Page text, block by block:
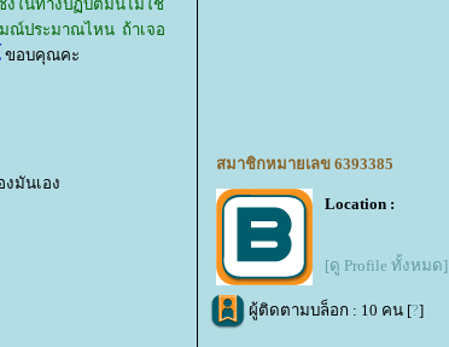
งในทางปฏิบัติมันไม่ใช่
มณ์ประมาณไหน ถ้าเจอ
ขอบคุณคะ
มันเอง
สมาชิกหมายเลข 6393385
Location :
[ดู Profile ทั้งหมด]
ผู้ติดตามบล็อก : 10 คน [?]